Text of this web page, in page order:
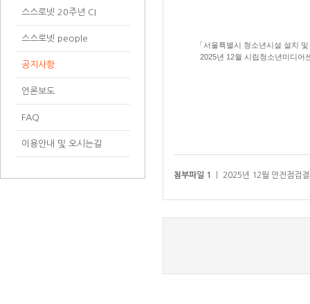
스스로넷 20주년 CI
스스로넷 people
공지사항
언론보도
FAQ
이용안내 및 오시는길
「서울특별시 청소년시설 설치
2025년 12월 시립청소년미디어
첨부파일 1 2025년 12월 안전점검